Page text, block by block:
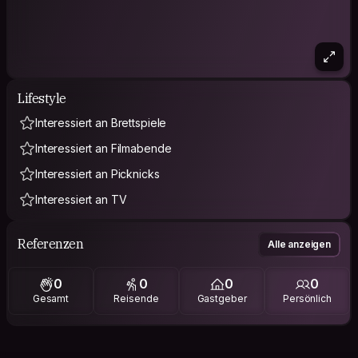
Lifestyle
Interessiert an Brettspiele
Interessiert an Filmabende
Interessiert an Picknicks
Interessiert an TV
Referenzen Alle anzeigen
0
Gesamt
0
Reisende
0
Gastgeber
0
Persönlich